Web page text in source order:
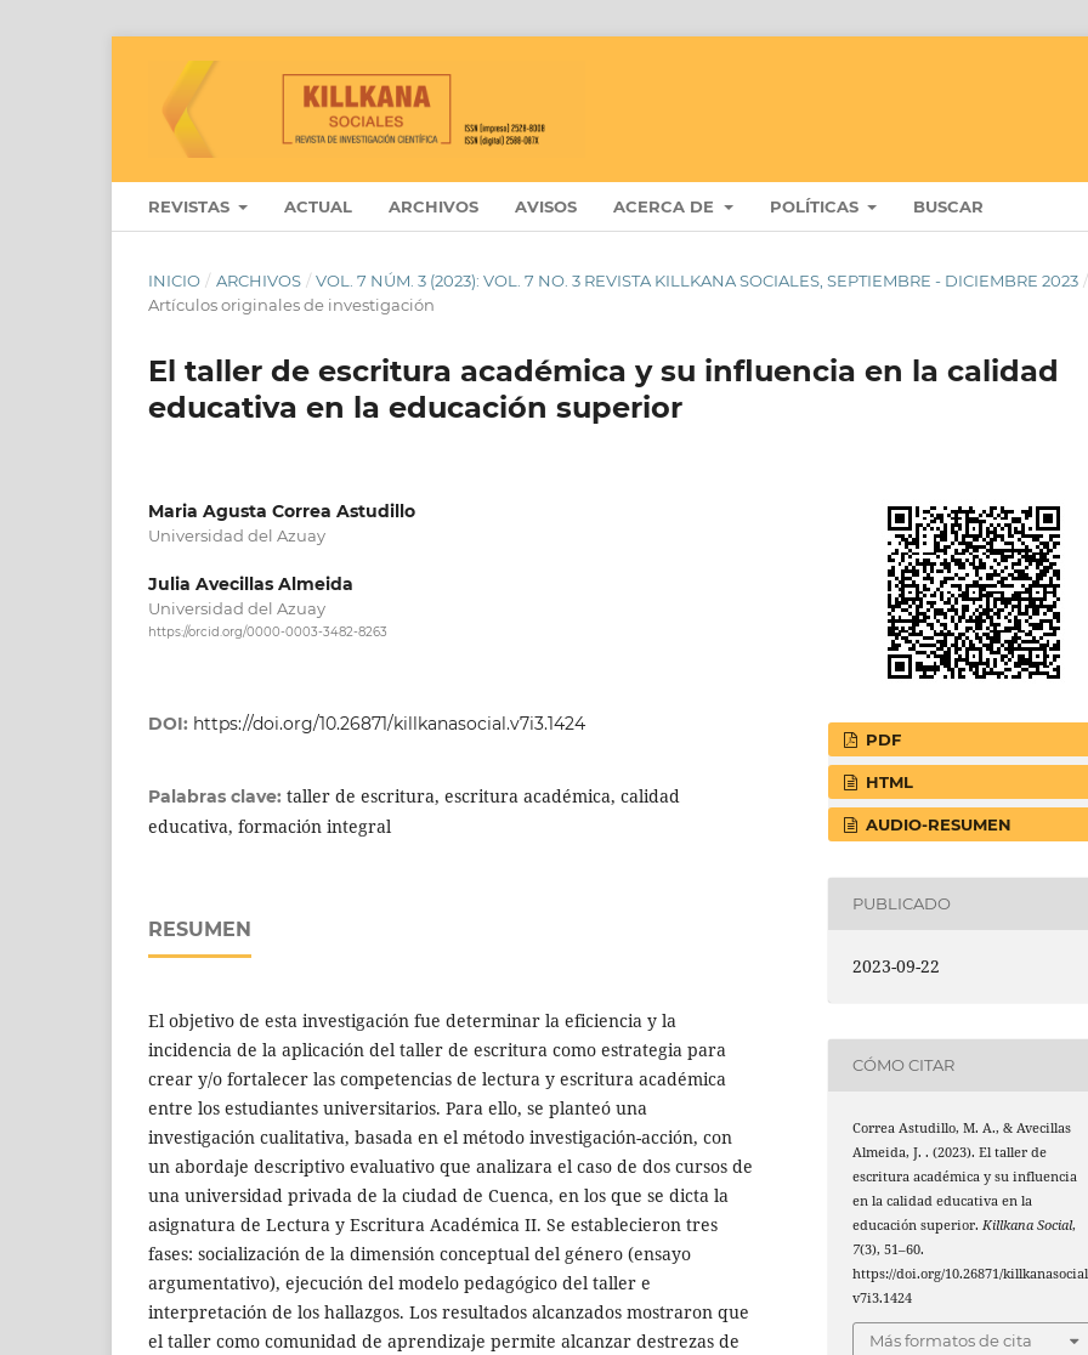
REVISTAS ACTUAL ARCHIVOS AVISOS ACERCA DE POLÍTICAS BUSCAR
INICIO / ARCHIVOS / VOL. 7 NÚM. 3 (2023): VOL. 7 NO. 3 REVISTA KILLKANA SOCIALES, SEPTIEMBRE - DICIEMBRE 2023 /
Artículos originales de investigación
El taller de escritura académica y su influencia en la calidad
educativa en la educación superior
Maria Agusta Correa Astudillo
Universidad del Azuay
Julia Avecillas Almeida
Universidad del Azuay
https://orcid.org/0000-0003-3482-8263
DOI: https://doi.org/10.26871/killkanasocial.v7i3.1424
Palabras clave: taller de escritura, escritura académica, calidad
educativa, formación integral
RESUMEN
El objetivo de esta investigación fue determinar la eficiencia y la
incidencia de la aplicación del taller de escritura como estrategia para
crear y/o fortalecer las competencias de lectura y escritura académica
entre los estudiantes universitarios. Para ello, se planteó una
investigación cualitativa, basada en el método investigación-acción, con
un abordaje descriptivo evaluativo que analizara el caso de dos cursos de
una universidad privada de la ciudad de Cuenca, en los que se dicta la
asignatura de Lectura y Escritura Académica II. Se establecieron tres
fases: socialización de la dimensión conceptual del género (ensayo
argumentativo), ejecución del modelo pedagógico del taller e
interpretación de los hallazgos. Los resultados alcanzados mostraron que
el taller como comunidad de aprendizaje permite alcanzar destrezas de
PDF
HTML
AUDIO-RESUMEN
PUBLICADO
2023-09-22
CÓMO CITAR
Correa Astudillo, M. A., & Avecillas
Almeida, J. . (2023). El taller de
escritura académica y su influencia
en la calidad educativa en la
educación superior.Killkana Social,
7(3), 51–60.
https://doi.org/10.26871/
v7i3.1424
Más formatos de cita